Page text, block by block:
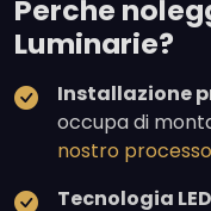
Perche
Luminarie?
Installazione
occupa di
nostro processo
Tecnologia